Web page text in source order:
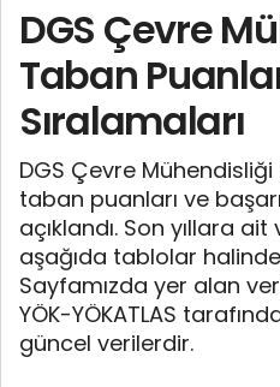
DGS Çevre
Taban
Sıralamaları
DGS Çevre
taban puanları ve
açıklandı. Son yıllara
aşağıda tablolar
Sayfamızda yer alan
YÖK-YÖKATLAS
güncel verilerdir.